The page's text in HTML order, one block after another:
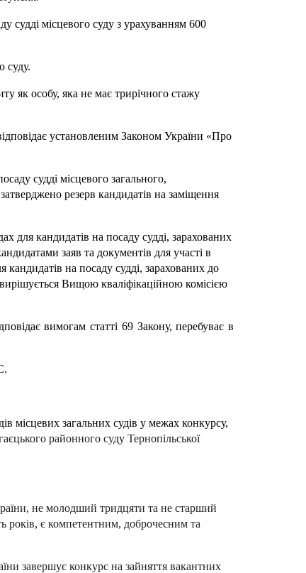
судді місцевого суду з урахуванням 600
суду.
як особу, яка не має трирічного стажу
установленим Законом України «Про
судді місцевого загального,
атверджено резерв кандидатів на заміщення
для кандидатів на посаду судді, зарахованих
заяв та документів для участі в
на посаду судді, зарахованих до
Вищою кваліфікаційною комісією
вимогам статті 69 Закону, перебуває в
місцевих загальних судів у межах конкурсу,
районного суду Тернопільської
не молодший тридцяти та не старший
років, є компетентним, доброчесним та
завершує конкурс на зайняття вакантних